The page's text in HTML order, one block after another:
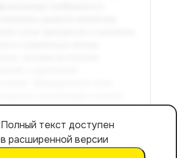
Полный текст доступен
в расширенной версии